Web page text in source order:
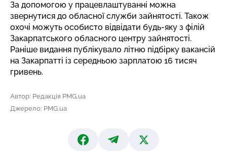
За допомогою у працевлаштуванні можна
звернутися до обласної служби зайнятості. Також
охочі можуть особисто відвідати будь-яку з філій
Закарпатського обласного центру зайнятості.
Раніше видання публікувало літню підбірку вакансій
на Закарпатті із середньою зарплатою 16 тисяч
гривень.
Автор: Редакція PMG.ua
Джерело: PMG.ua